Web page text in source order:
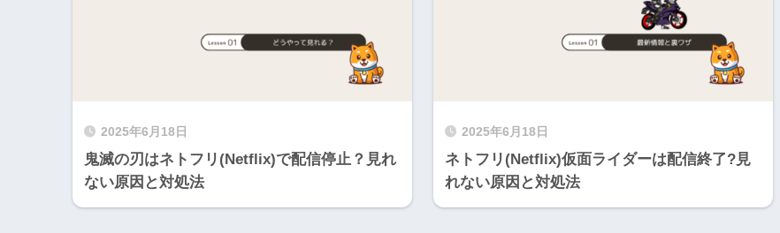
2025年6月18日
鬼滅の刃はネトフリ(Netflix)で配信停止？見れ
ない原因と対処法
2025年6月18日
ネトフリ(Netflix)仮面ライダーは配信終了?見
れない原因と対処法